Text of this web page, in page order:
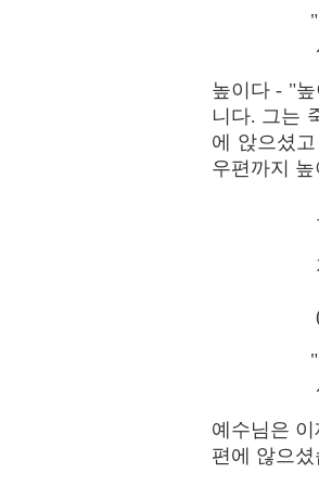
높이다 - "
니다. 그는
에 앉으셨
우편까지
예수님은
편에 않으